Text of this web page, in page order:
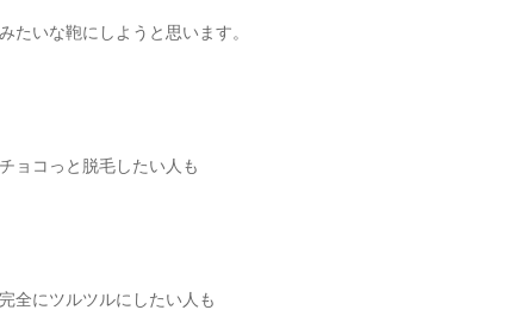
みたいな鞄にしようと思います。
チョコっと脱毛したい人も
完全にツルツルにしたい人も